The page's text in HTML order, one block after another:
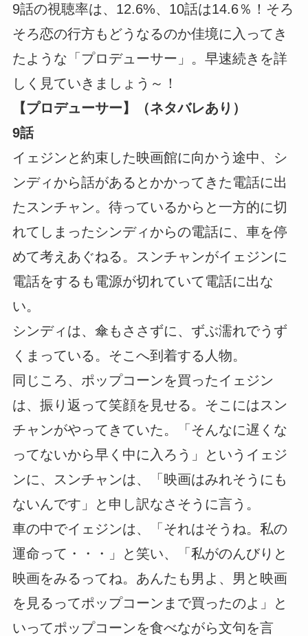
9話の視聴率は、12.6%、10話は14.6％！そろ
そろ恋の行方もどうなるのか佳境に入ってき
たような「プロデューサー」。早速続きを詳
しく見ていきましょう～！
【プロデューサー】（ネタバレあり）
9話
イェジンと約束した映画館に向かう途中、シ
ンディから話があるとかかってきた電話に出
たスンチャン。待っているからと一方的に切
れてしまったシンディからの電話に、車を停
めて考えあぐねる。スンチャンがイェジンに
電話をするも電源が切れていて電話に出な
い。
シンディは、傘もささずに、ずぶ濡れでうず
くまっている。そこへ到着する人物。
同じころ、ポップコーンを買ったイェジン
は、振り返って笑顔を見せる。そこにはスン
チャンがやってきていた。「そんなに遅くな
ってないから早く中に入ろう」というイェジ
ンに、スンチャンは、「映画はみれそうにも
ないんです」と申し訳なさそうに言う。
車の中でイェジンは、「それはそうね。私の
運命って・・・」と笑い、「私がのんびりと
映画をみるってね。あんたも男よ、男と映画
を見るってポップコーンまで買ったのよ」と
いってポップコーンを食べながら文句を言